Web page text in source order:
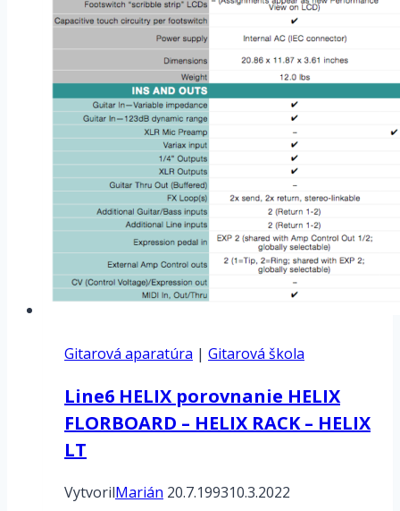
Gitarová aparatúra | Gitarová škola
Line6 HELIX porovnanie HELIX
FLORBOARD – HELIX RACK – HELIX
LT
VytvorilMarián 20.7.199310.3.2022